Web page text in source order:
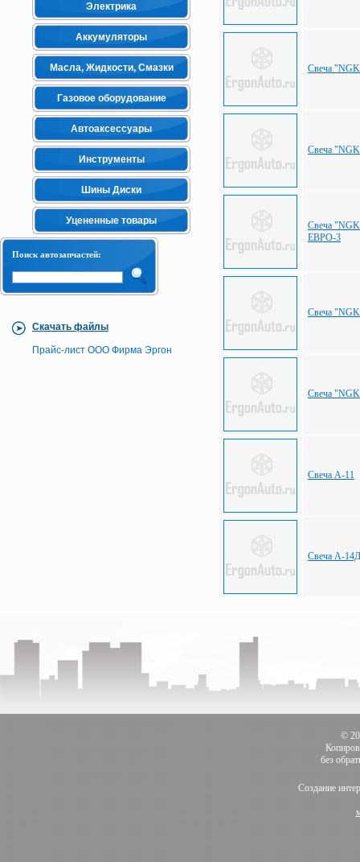
Электрика
Аккумуляторы
Масла, Жидкости, Смазки
Газовое оборудование
Автоаксессуары
Инструменты
Шины Диски
Уцененные товары
Поиск автозапчастей:
Скачать файлы
Прайс-лист ООО Фирма Эргон
Свеча
Свеча
Свеча
ЕВРО-3
Свеча
Свеча
Свеча А-11
Свеча А-
©
без
Создание